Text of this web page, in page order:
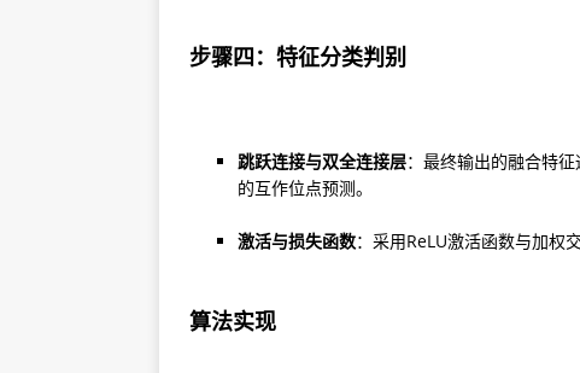
步骤四：特征分类判别
跳跃连接与双全连接层：最终输出的融合特
的互作位点预测。
激活与损失函数：采用ReLU激活函数与加权
算法实现